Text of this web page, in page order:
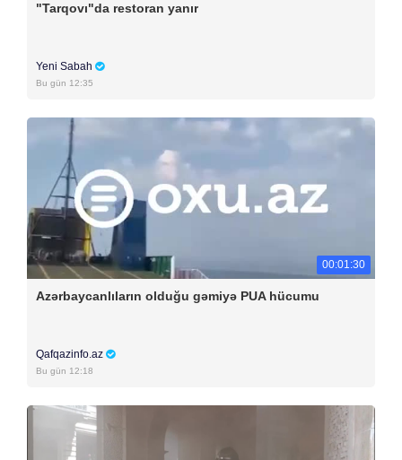
"Tarqovı"da restoran yanır
Yeni Sabah
Bu gün 12:35
00:01:30
Azərbaycanlıların olduğu gəmiyə PUA hücumu
Qafqazinfo.az
Bu gün 12:18